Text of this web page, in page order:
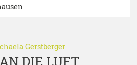
Gerstberger
DIE LUFT